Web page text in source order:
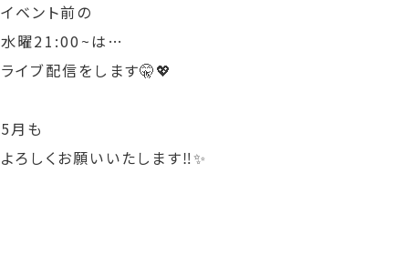
イベント前の
水曜21:00~は…
ライブ配信をします🤫💖
5月も
よろしくお願いいたします‼️✨